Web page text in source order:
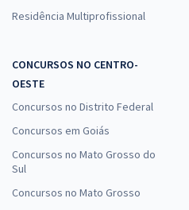
Residência Multiprofissional
CONCURSOS NO CENTRO-
OESTE
Concursos no Distrito Federal
Concursos em Goiás
Concursos no Mato Grosso do
Sul
Concursos no Mato Grosso